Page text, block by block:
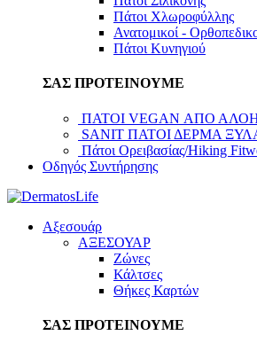
Πάτοι Χλωροφύλλης
Ανατομικοί -
Πάτοι Κυνηγιού
ΣΑΣ ΠΡΟΤΕΙΝΟΥΜΕ
ΠΑΤΟΙ VEGAN ΑΠΟ
SANIT ΠΑΤΟΙ ΔΕΡΜΑ
Πάτοι Ορειβασίας/Hiking
Οδηγός Συντήρησης
Αξεσουάρ
ΑΞΕΣΟΥΑΡ
Ζώνες
Κάλτσες
Θήκες Καρτών
ΣΑΣ ΠΡΟΤΕΙΝΟΥΜΕ